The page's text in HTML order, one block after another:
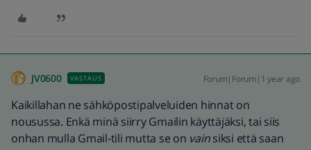
JV0600 VASTAUS Forum|Forum|1 year ago
Kaikillahan ne sähköpostipalveluiden hinnat on
nousussa. Enkä minä siirry Gmailin käyttäjäksi, tai siis
onhan mulla Gmail-tili mutta se on vainsiksi että saan